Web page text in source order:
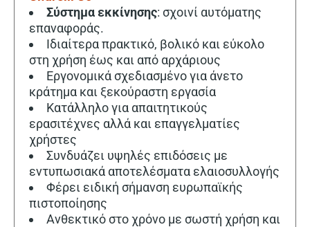
Σύστημα εκκίνησης: σχοινί αυτόματης
επαναφοράς.
Ιδιαίτερα πρακτικό, βολικό και εύκολο
στη χρήση έως και από αρχάριους
Εργονομικά σχεδιασμένο για άνετο
κράτημα και ξεκούραστη εργασία
Κατάλληλο για απαιτητικούς
ερασιτέχνες αλλά και επαγγελματίες
χρήστες
Συνδυάζει υψηλές επιδόσεις με
εντυπωσιακά αποτελέσματα ελαιοσυλλογής
Φέρει ειδική σήμανση ευρωπαϊκής
πιστοποίησης
Ανθεκτικό στο χρόνο με σωστή χρήση και